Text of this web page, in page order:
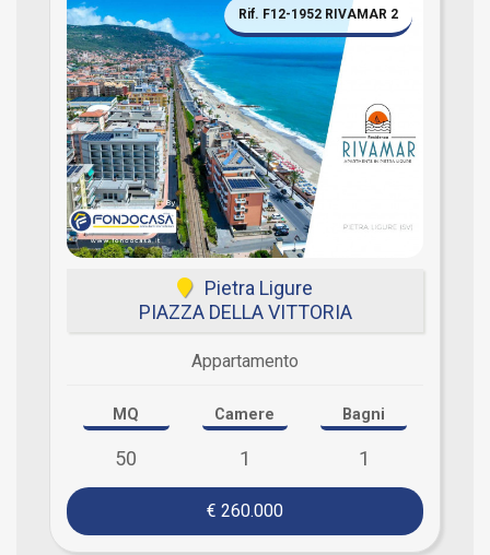
Rif. F12-1952 RIVAMAR 2
Pietra Ligure
PIAZZA DELLA VITTORIA
Appartamento
MQ
50
Camere
1
Bagni
1
€ 260.000